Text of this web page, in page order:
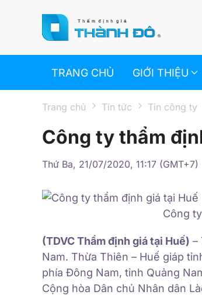
Skip to main content
TRANG CHỦ GIỚI THIỆU
Trang chủ Tin tức Tin công ty
Công ty thẩm
Thứ Ba, 21/07/2020, 11:17 (GMT+7)
Công
(TDVC Thẩm định giá tại Huế) –
Nam. Thừa Thiên – Huế giáp
phía Đông Nam, tỉnh Quảng
Cộng hòa Dân chủ Nhân dân